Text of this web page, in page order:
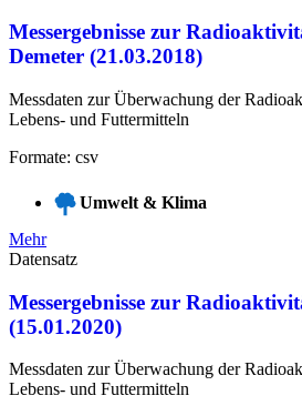
Messergebnisse zur
Demeter (21.03.2018)
Messdaten zur Überwachung der
Lebens- und Futtermitteln
Formate: csv
Umwelt & Klima
Mehr
Datensatz
Messergebnisse zur
(15.01.2020)
Messdaten zur Überwachung der
Lebens- und Futtermitteln